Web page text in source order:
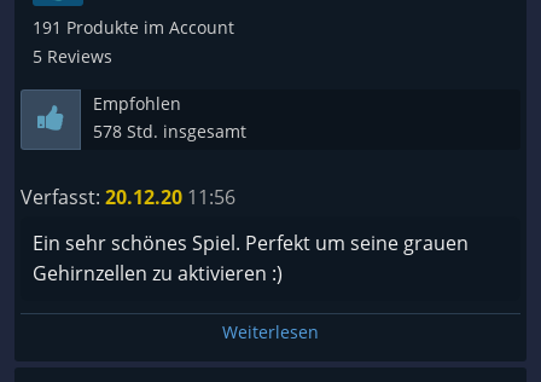
191 Produkte im Account
5 Reviews
Empfohlen
578 Std. insgesamt
Verfasst: 20.12.20 11:56
Ein sehr schönes Spiel. Perfekt um seine grauen
Gehirnzellen zu aktivieren :)
Weiterlesen